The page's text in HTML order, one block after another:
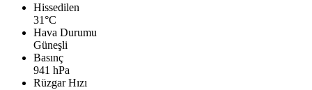
Hissedilen
31°C
Hava Durumu
Güneşli
Basınç
941 hPa
Rüzgar Hızı